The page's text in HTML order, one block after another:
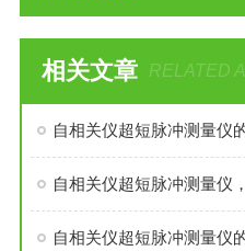
相关文章 RELATED
自相关仪超短脉冲测量仪
自相关仪超短脉冲测量仪